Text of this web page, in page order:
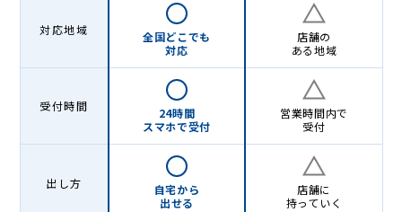
Lenet〈リ
ト〉
対応地域
全国どこでも
対応
店舗の
ある地域
受付時間
24時間
スマホで受付
営業時間内で
受付
出し方
自宅から
出せる
店舗に
持っていく